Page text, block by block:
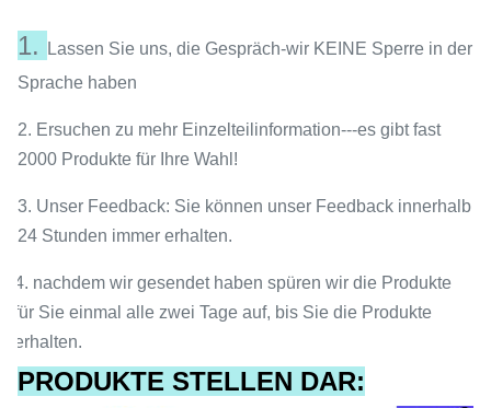
1.
Lassen Sie uns, die Gespräch-wir KEINE Sperre in der
Sprache haben
2. Ersuchen zu mehr Einzelteilinformation---es gibt fast
2000 Produkte für Ihre Wahl!
3. Unser Feedback: Sie können unser Feedback innerhalb
24 Stunden immer erhalten.
4. nachdem wir gesendet haben spüren wir die Produkte
für Sie einmal alle zwei Tage auf, bis Sie die Produkte
erhalten.
PRODUKTE STELLEN DAR: